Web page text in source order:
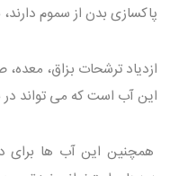
پاکسازی بدن از سموم
ازدیاد ترشحات بزاق، معده،
این آب است که می تواند در
همچنین این آب ها برای